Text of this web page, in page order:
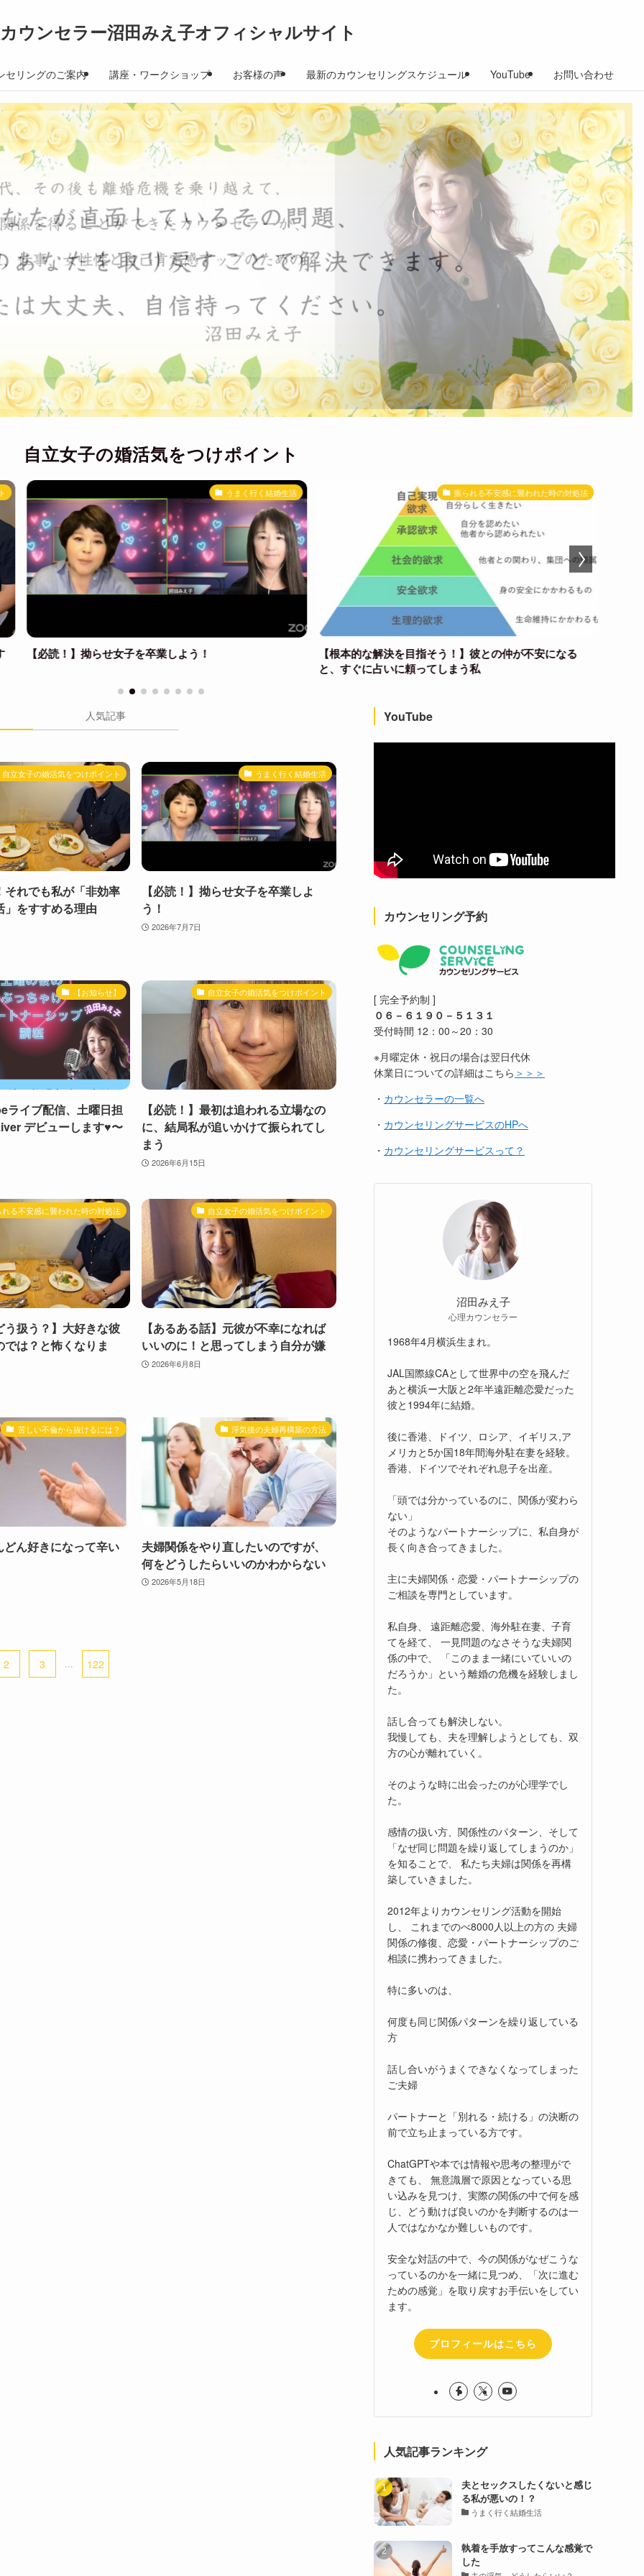
ウンセラー沼田みえ子オフィシャルサイト
セリングのご案内 講座・ワークショップ お客様の声 最新のカウンセリングスケジュール YouTube お問い合わせ
自立女子の婚活気をつけポイント
うまく行く結婚生活
【必読！】拗らせ女子を卒業しよう！
振られる不安感に襲われた時の対処法
【根本的な解決を目指そう！】彼との仲が不安になる
と、すぐに占いに頼ってしまう私
人気記事
自立女子の婚活気をつけポイント
それでも私が「非効率
」をすすめる理由
うまく行く結婚生活
【必読！】拗らせ女子を卒業しよ
う！
2026年7月7日
【お知らせ】
ライブ配信、土曜日担
デビューします♥️〜
自立女子の婚活気をつけポイント
【必読！】最初は追われる立場なの
に、結局私が追いかけて振られてし
まう
2026年6月15日
れる不安感に襲われた時の対処法
う扱う？】大好きな彼
では？と怖くなりま
自立女子の婚活気をつけポイント
【あるある話】元彼が不幸になれば
いいのに！と思ってしまう自分が嫌
2026年6月8日
苦しい不倫から抜けるには？
ん好きになって辛い
浮気後の夫婦再構築の方法
夫婦関係をやり直したいのですが、
何をどうしたらいいのかわからない
2026年5月18日
2 3 ... 122
YouTube
カウンセリング予約
[ 完全予約制 ]
０６－６１９０－５１３１
受付時間 12：00～20：30
※月曜定休・祝日の場合は翌日代休
休業日についての詳細はこちら ＞＞＞
・ カウンセラーの一覧へ
・ カウンセリングサービスのHPへ
・ カウンセリングサービスって？
沼田みえ子
心理カウンセラー
1968年4月横浜生まれ。
JAL国際線CAとして世界中の空を飛んだ
あと横浜ー大阪と2年半遠距離恋愛だった
彼と1994年に結婚。
後に香港、ドイツ、ロシア、イギリス,ア
メリカと5か国18年間海外駐在妻を経験。
香港、ドイツでそれぞれ息子を出産。
「頭では分かっているのに、関係が変わら
ない」
そのようなパートナーシップに、私自身が
長く向き合ってきました。
主に夫婦関係・恋愛・パートナーシップの
ご相談を専門としています。
私自身、 遠距離恋愛、海外駐在妻、子育
てを経て、 一見問題のなさそうな夫婦関
係の中で、 「このまま一緒にいていいの
だろうか」という離婚の危機を経験しまし
た。
話し合っても解決しない。
我慢しても、夫を理解しようとしても、双
方の心が離れていく。
そのような時に出会ったのが心理学でし
た。
感情の扱い方、関係性のパターン、そして
「なぜ同じ問題を繰り返してしまうのか」
を知ることで、 私たち夫婦は関係を再構
築していきました。
2012年よりカウンセリング活動を開始
し、 これまでのべ8000人以上の方の 夫婦
関係の修復、恋愛・パートナーシップのご
相談に携わってきました。
特に多いのは、
何度も同じ関係パターンを繰り返している
方
話し合いがうまくできなくなってしまった
ご夫婦
パートナーと「別れる・続ける」の決断の
前で立ち止まっている方です。
ChatGPTや本では情報や思考の整理がで
きても、 無意識層で原因となっている思
い込みを見つけ、実際の関係の中で何を感
じ、どう動けば良いのかを判断するのは一
人ではなかなか難しいものです。
安全な対話の中で、今の関係がなぜこうな
っているのかを一緒に見つめ、「次に進む
ための感覚」を取り戻すお手伝いをしてい
ます。
プロフィールはこちら
人気記事ランキング
夫とセックスしたくないと感じ
る私が悪いの！？
うまく行く結婚生活
執着を手放すってこんな感覚で
した